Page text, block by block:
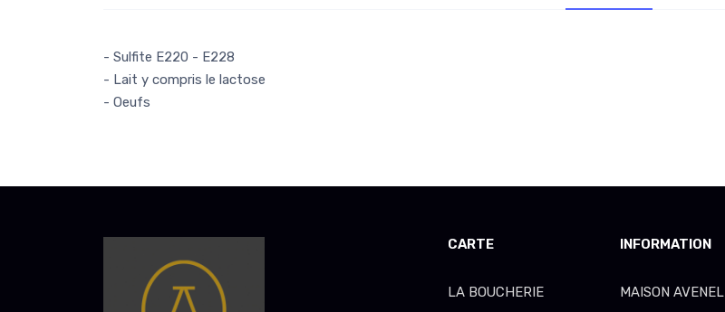
- Sulfite E220 - E228
- Lait y compris le lactose
- Oeufs
CARTE
LA BOUCHERIE
INFORMATION
MAISON AVENEL